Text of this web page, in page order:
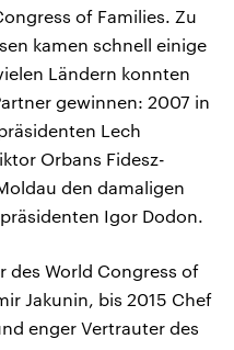
of Families. Zu
kamen schnell einige
Ländern konnten
gewinnen: 2007 in
Lech
Orbans Fidesz-
den damaligen
Igor Dodon.
des World Congress of
Jakunin, bis 2015 Chef
enger Vertrauter des